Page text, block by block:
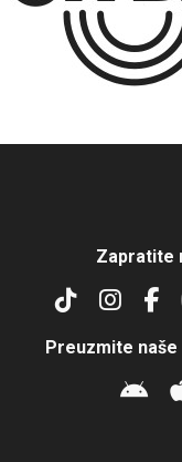
Zapratite
Preuzmite naše